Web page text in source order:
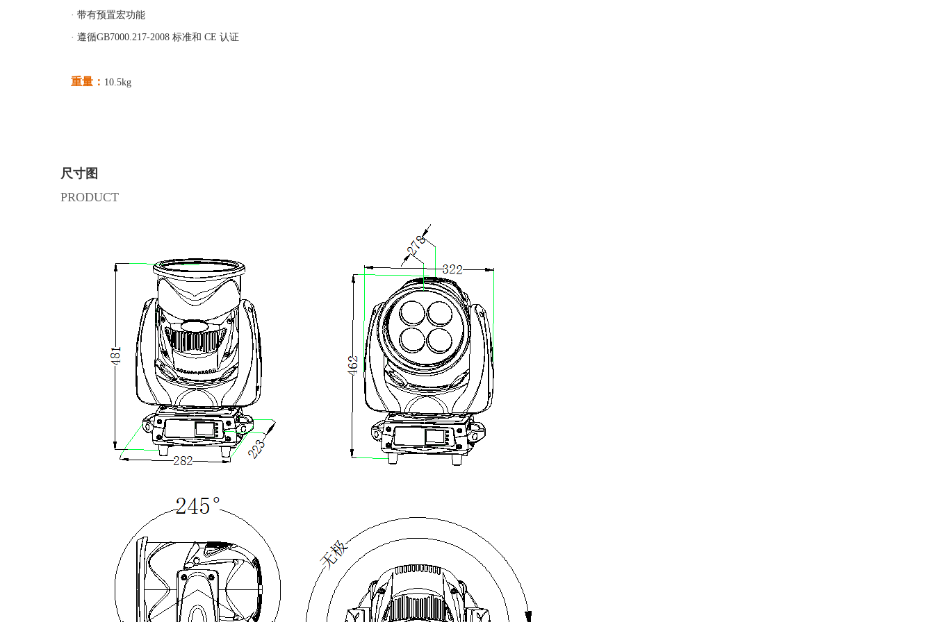
· 带有预置宏功能
· 遵循GB7000.217-2008 标准和 CE 认证
重量： 10.5kg
尺寸图
PRODUCT